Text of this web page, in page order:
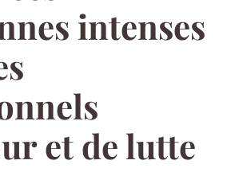
intenses
et de lutte